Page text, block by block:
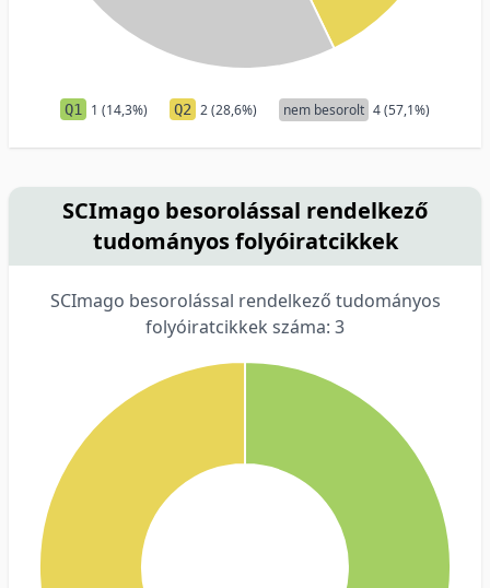
Q1 1 (14,3%) Q2 2 (28,6%) nem besorolt 4 (57,1%)
SCImago besorolással rendelkező
tudományos folyóiratcikkek
SCImago besorolással rendelkező tudományos
folyóiratcikkek száma: 3